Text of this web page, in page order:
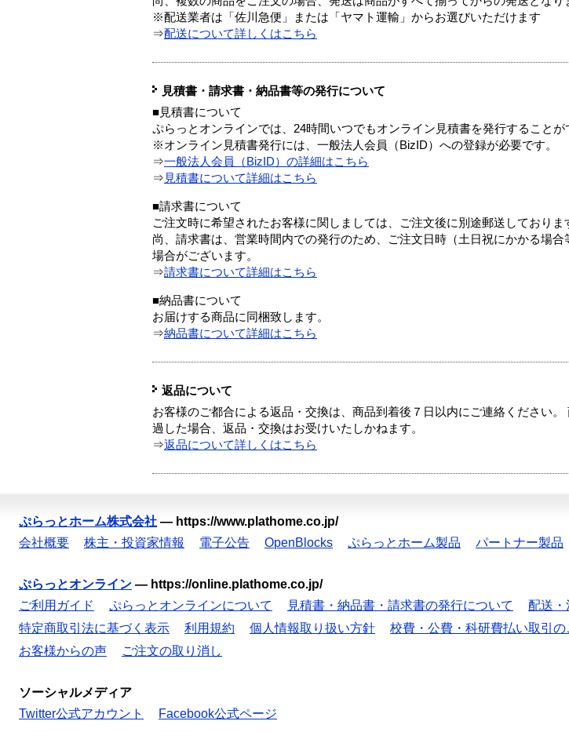
※配送業者は「佐川急便」または「ヤマト運輸」からお選びいただけます
⇒配送について詳しくはこちら
見積書・請求書・納品書等の発行について
■見積書について
ぷらっとオンラインでは、24時間いつでもオンライン見積書を発行することが
※オンライン見積書発行には、一般法人会員（BizID）への登録が必要です。
⇒一般法人会員（BizID）の詳細はこちら
⇒ 見積書について詳細はこちら
■請求書について
ご注文時に希望されたお客様に関しましては、ご注文後に別途郵送しておりま
尚、請求書は、営業時間内での発行のため、ご注文日時（土日祝にかかる場
場合がございます。
⇒請求書について詳細はこちら
■納品書について
お届けする商品に同梱致します。
⇒納品書について詳細はこちら
返品について
お客様のご都合による返品・交換は、商品到着後７日以内にご連絡ください
過した場合、返品・交換はお受けいたしかねます。
⇒返品について詳しくはこちら
ぷらっとホーム株式会社 — https://www.plathome.co.jp/
会社概要
株主・投資家情報 電子公告 OpenBlocks ぷらっとホーム製品 パートナー製品
ぷらっとオンライン — https://online.plathome.co.jp/
ご利用ガイド
ぷらっとオンラインについて 見積書・納品書・請求書の発行について 配送・
特定商取引法に基づく表示
利用規約 個人情報取り扱い方針 校費・公費・科研費払い取引の
お客様からの声
ご注文の取り消し
ソーシャルメディア
Twitter公式アカウント
Facebook公式ページ